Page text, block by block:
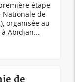
étape
Nationale de
organisée au
Abidjan...